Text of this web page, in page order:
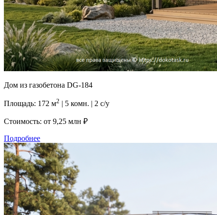
Дом из газобетона DG-184
Площадь: 172 м2 | 5 комн. | 2 с/у
Стоимость: от 9,25 млн ₽
Подробнее